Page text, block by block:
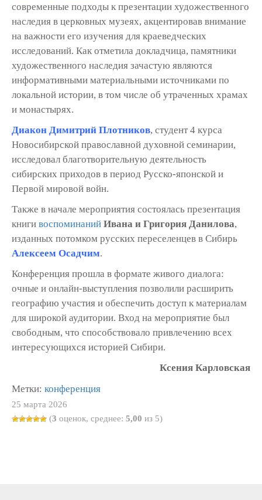
современные подходы к презентации художественного
наследия в церковных музеях, акцентировав внимание
на важности его изучения для краеведческих
исследований. Как отметила докладчица, памятники
художественного наследия зачастую являются
информативными материальными источниками по
локальной истории, в том числе об утраченных храмах
и монастырях.
Диакон Димитрий Плотников, студент 4 курса
Новосибирской православной духовной семинарии,
исследовал благотворительную деятельность
сибирских приходов в период Русско-японской и
Первой мировой войн.
Также в начале мероприятия состоялась презентация
книги воспоминаний Ивана и Григория Данилова,
изданных потомком русских переселенцев в Сибирь
Алексеем Осадчим.
Конференция прошла в формате живого диалога:
очные и онлайн-выступления позволили расширить
географию участия и обеспечить доступ к материалам
для широкой аудитории. Вход на мероприятие был
свободным, что способствовало привлечению всех
интересующихся историей Сибири.
Ксения Карловская
Метки: конференция
25 марта 2026
(3 оценок, среднее: 5,00 из 5)